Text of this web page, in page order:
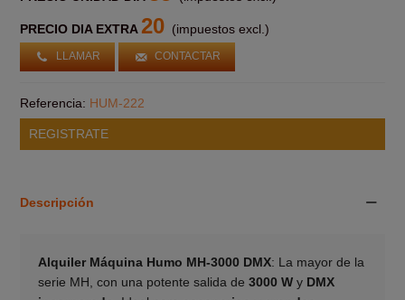
PRECIO DIA EXTRA 20 (impuestos excl.)
LLAMAR CONTACTAR
Referencia: HUM-222
REGISTRATE
Descripción
Alquiler Máquina Humo MH-3000 DMX: La mayor de la
serie MH, con una potente salida de 3000 Wy DMX